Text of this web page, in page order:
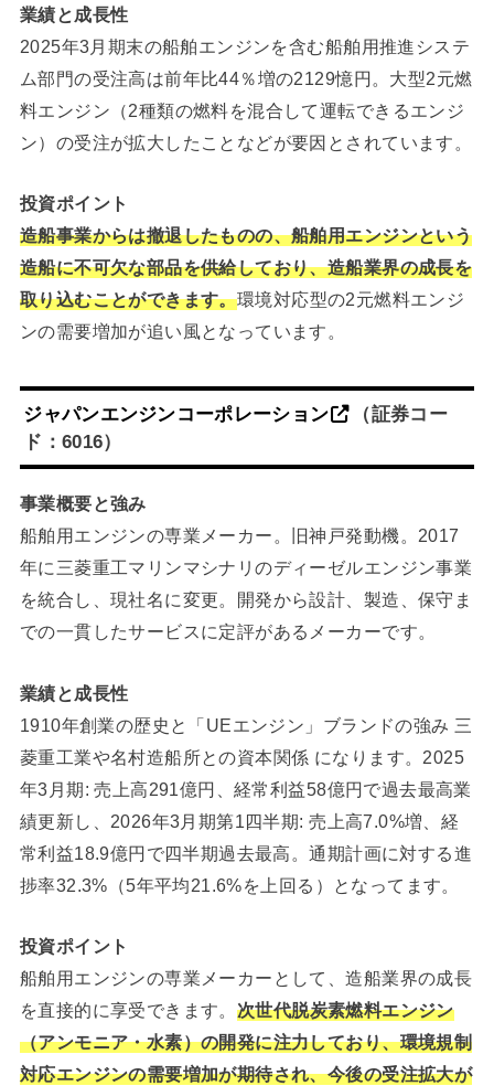
業績と成長性
2025年3月期末の船舶エンジンを含む船舶用推進システ
ム部門の受注高は前年比44％増の2129憶円。大型2元燃
料エンジン（2種類の燃料を混合して運転できるエンジ
ン）の受注が拡大したことなどが要因とされています。
投資ポイント
造船事業からは撤退したものの、船舶用エンジンという
造船に不可欠な部品を供給しており、造船業界の成長を
取り込むことができます。環境対応型の2元燃料エンジ
ンの需要増加が追い風となっています。
ジャパンエンジンコーポレーション
（証券コー
ド：6016）
事業概要と強み
船舶用エンジンの専業メーカー。旧神戸発動機。2017
年に三菱重工マリンマシナリのディーゼルエンジン事業
を統合し、現社名に変更。開発から設計、製造、保守ま
での一貫したサービスに定評があるメーカーです。
業績と成長性
1910年創業の歴史と「UEエンジン」ブランドの強み 三
菱重工業や名村造船所との資本関係 になります。2025
年3月期: 売上高291億円、経常利益58億円で過去最高業
績更新し、2026年3月期第1四半期: 売上高7.0%増、経
常利益18.9億円で四半期過去最高。通期計画に対する進
捗率32.3%（5年平均21.6%を上回る）となってます。
投資ポイント
船舶用エンジンの専業メーカーとして、造船業界の成長
を直接的に享受できます。 次世代脱炭素燃料エンジン
（アンモニア・水素）の開発に注力しており、環境規制
対応エンジンの需要増加が期待され、今後の受注拡大が